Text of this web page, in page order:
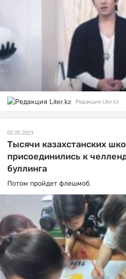
Редакция Liter.kz
02.05.2023
Тысячи казахстанских
присоединились к
буллинга
Потом пройдет флешмоб.